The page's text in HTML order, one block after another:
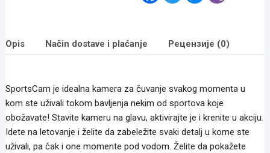
k
r
g
e
Opis
Način dostave i plaćanje Рецензије (0)
SportsCam je idealna kamera za čuvanje svakog momenta u
kom ste uživali tokom bavljenja nekim od sportova koje
obožavate! Stavite kameru na glavu, aktivirajte je i krenite u akciju.
Idete na letovanje i želite da zabeležite svaki detalj u kome ste
uživali, pa čak i one momente pod vodom. Želite da pokažete